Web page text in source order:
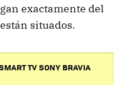
exactamente del
situados.
TV SONY BRAVIA